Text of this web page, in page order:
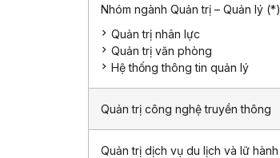
Nhóm ngành Quản trị – Quản lý (*)
Quản trị nhân lực
Quản trị văn phòng
Hệ thống thông tin quản lý
Quản trị công nghệ truyền thông
Quản trị dịch vụ du lịch và lữ hành